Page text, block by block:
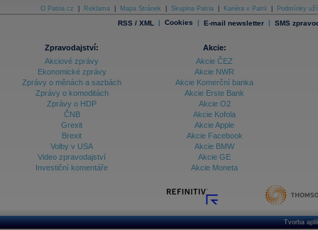
O Patria.cz Reklama Mapa Stránek Skupina Patria Kariéra v Patrii Podmínky
RSS / XML | Cookies | E-mail newsletter | SMS
Zpravodajství:
Akciové zprávy
Ekonomické zprávy
Zprávy o měnách a sazbách
Zprávy o komoditách
Zprávy o HDP
ČNB
Grexit
Brexit
Volby v USA
Video zpravodajství
Investiční komentáře
Akcie:
Akcie ČEZ
Akcie NWR
Akcie Komerční banka
Akcie Erste Bank
Akcie O2
Akcie Kofola
Akcie Apple
Akcie Facebook
Akcie BMW
Akcie GE
Akcie Moneta
Tvorba